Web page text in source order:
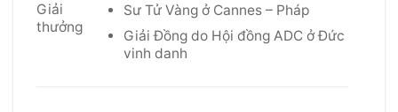
Giải
thưởng
Sư Tử Vàng ở Cannes – Pháp
Giải Đồng do Hội đồng ADC ở Đức
vinh danh